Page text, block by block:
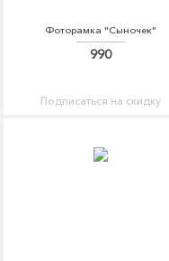
Фоторамка "Сыночек"
990
Подписаться на скидку